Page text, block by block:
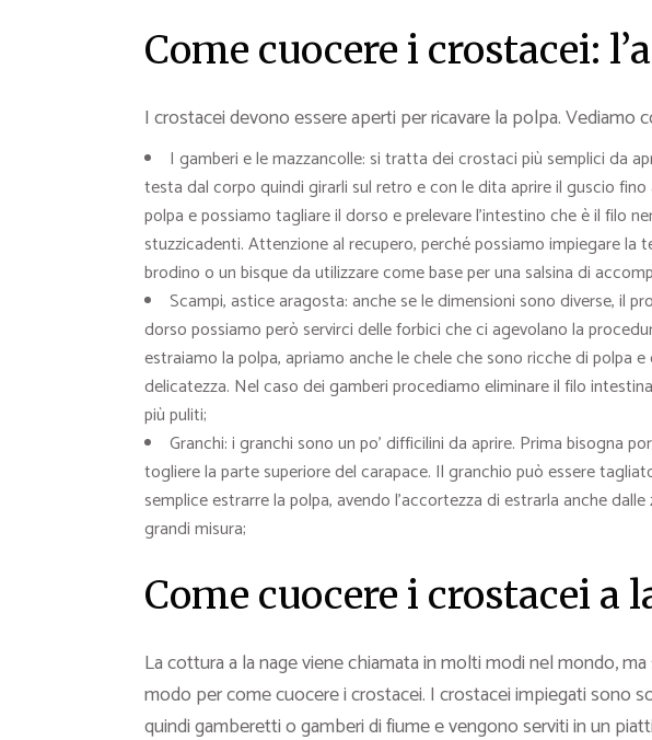
Come cuocere i crostacei:
I crostacei devono essere aperti per ricavare la polpa. Vediamo
I gamberi e le mazzancolle: si tratta dei crostaci più semplici da
testa dal corpo quindi girarli sul retro e con le dita aprire il guscio
polpa e possiamo tagliare il dorso e prelevare l’intestino che è il filo
stuzzicadenti. Attenzione al recupero, perché possiamo impiegare la
brodino o un bisque da utilizzare come base per una salsina di
Scampi, astice aragosta: anche se le dimensioni sono diverse, il
dorso possiamo però servirci delle forbici che ci agevolano la
estraiamo la polpa, apriamo anche le chele che sono ricche di polpa
delicatezza. Nel caso dei gamberi procediamo eliminare il filo
più puliti;
Granchi: i granchi sono un po’ difficilini da aprire. Prima bisogna
togliere la parte superiore del carapace. Il granchio può essere
semplice estrarre la polpa, avendo l’accortezza di estrarla anche
grandi misura;
Come cuocere i crostacei a
La cottura a la nage viene chiamata in molti modi nel mondo,
modo per come cuocere i crostacei. I crostacei impiegati sono
quindi gamberetti o gamberi di fiume e vengono serviti in un